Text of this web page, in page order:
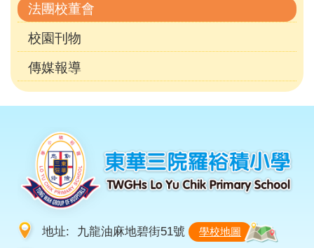
法團校董會
校園刊物
傳媒報導
地址: 九龍油麻地碧街51號 學校地圖